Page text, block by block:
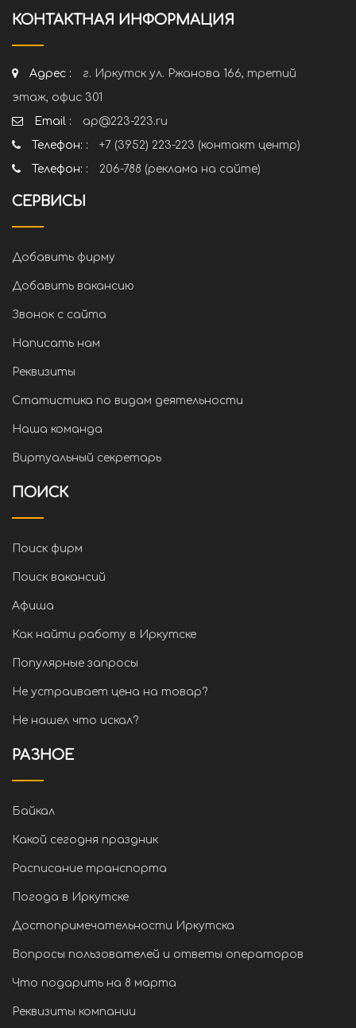
КОНТАКТНАЯ ИНФОРМАЦИЯ
Адрес :
г. Иркутск ул. Ржанова 166, третий
этаж, офис 301
Email :
ap@223-223.ru
Телефон: :
+7 (3952) 223-223 (контакт центр)
Телефон: :
206-788 (реклама на сайте)
СЕРВИСЫ
Добавить фирму
Добавить вакансию
Звонок с сайта
Написать нам
Реквизиты
Статистика по видам деятельности
Наша команда
Виртуальный секретарь
ПОИСК
Поиск фирм
Поиск вакансий
Афиша
Как найти работу в Иркутске
Популярные запросы
Не устраивает цена на товар?
Не нашел что искал?
РАЗНОЕ
Байкал
Какой сегодня праздник
Расписание транспорта
Погода в Иркутске
Достопримечательности Иркутска
Вопросы пользователей и ответы операторов
Что подарить на 8 марта
Реквизиты компании